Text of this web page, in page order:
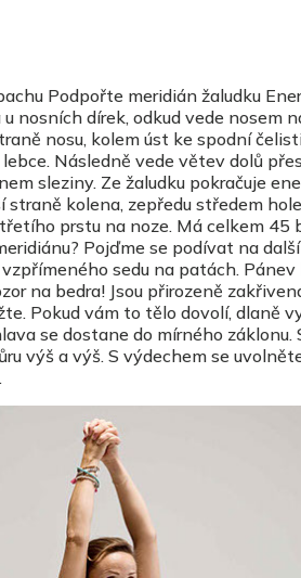
Podpořte meridián žaludku
nosních dírek, odkud vede nosem
nosu, kolem úst ke spodní
Následně vede větev dolů
sleziny. Ze žaludku pokračuje
straně kolena, zepředu středem
prstu na noze. Má celkem 45
Pojďme se podívat na
sedu na patách.
na bedra! Jsou přirozeně
Pokud vám to tělo dovolí, dlaně
se dostane do mírného záklonu.
výš a výš. S výdechem se